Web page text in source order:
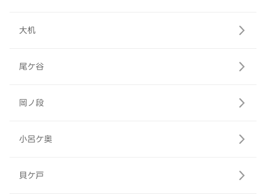
大机
尾ケ谷
岡ノ段
小呂ケ奥
貝ケ戸